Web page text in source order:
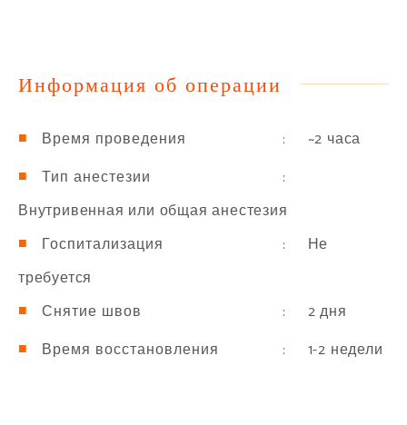
Информация об операции
Время проведения
: ~2 часа
Тип анестезии
:
Внутривенная или общая анестезия
Госпитализация
: Не
требуется
Снятие швов
: 2 дня
Время восстановления
: 1-2 недели